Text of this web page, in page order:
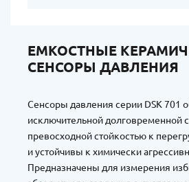
ЕМКОСТНЫЕ
СЕНСОРЫ ДАВЛЕНИЯ
Сенсоры давления серии DSK 701
исключительной долговременной
превосходной стойкостью к
и устойчивы к химически
Предназначены для измерения